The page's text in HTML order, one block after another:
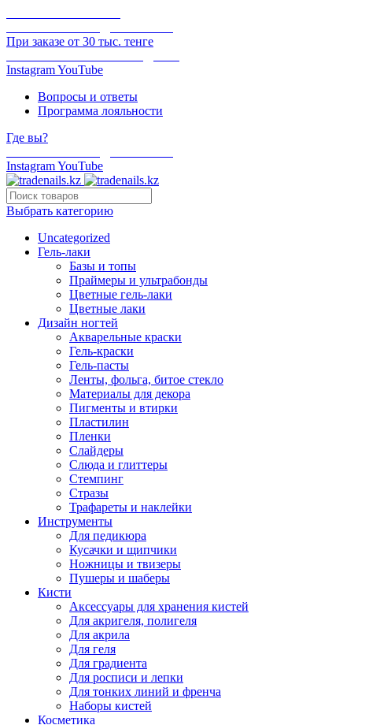
При заказе от 30 тыс. тенге
InstagramYouTube
Вопросы и ответы
Программа лояльности
Где вы?
InstagramYouTube
Выбрать категорию
Uncategorized
Гель-лаки
Базы и топы
Праймеры и ультрабонды
Цветные гель-лаки
Цветные лаки
Дизайн ногтей
Акварельные краски
Гель-краски
Гель-пасты
Ленты, фольга, битое стекло
Материалы для декора
Пигменты и втирки
Пластилин
Пленки
Слайдеры
Слюда и глиттеры
Стемпинг
Стразы
Трафареты и наклейки
Инструменты
Для педикюра
Кусачки и щипчики
Ножницы и твизеры
Пушеры и шаберы
Кисти
Аксессуары для хранения кистей
Для акригеля, полигеля
Для акрила
Для геля
Для градиента
Для росписи и лепки
Для тонких линий и френча
Наборы кистей
Косметика